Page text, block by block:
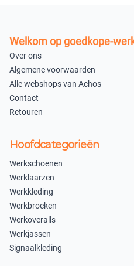
Uitverkocht
Welkom op goedkope-
Over ons
Algemene voorwaarden
Alle webshops van Achos
Contact
Retouren
Hoofdcategorieën
Werkschoenen
Werklaarzen
Werkkleding
Werkbroeken
Werkoveralls
Werkjassen
Signaalkleding